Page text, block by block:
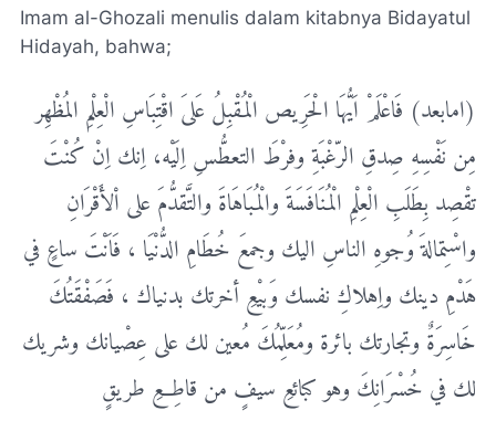
Imam al-Ghozali menulis dalam kitabnya Bidayatul
Hidayah, bahwa;
(امابعد) فَاعْلَمْ اَيُّهَا الْحَرِيص الْمُقْبِلُ عَلىَ اقْتِبَاسِ الْعِلْمِ المُظْهِر
مِن نَفْسِهِ صِدقِ الرّغْبَةِ وفرْطَ التعطُّسِ اِلَيْه، اِنك اِنْ كُنْتَ
تقْصِد بِطَلَبِ الْعِلْمِ الْمُنَافَسَةَ والْمُبَاهَاةَ والتَّقدُّمَ على اْلأَقْرَانِ
واسْتِمالةَ وُجوهِ الناسِ اليك وجمعَ خُطَامِ الدُّنْيَا ، فَاَنْتَ ساعٍ في
هَدْمِ دينك واِهلاكِ نفسك وَبيْعِ أخرتك بدنياك ، فَصَفْقَتُكَ
خَاسِرَةٌ وتجارتك بائرة ومُعَلِّمُكَ مُعين لك على عِصْيانك وشريك
لك في خُسْرَانِكَ وهو كبائعِ سيفٍ من قاطِعِ طريقٍ